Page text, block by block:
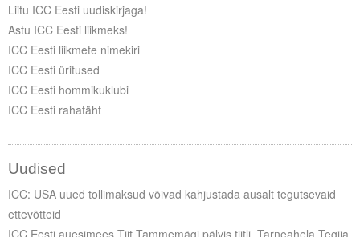
Kontakt
Liitu meililistiga
Oskusteave
Incoterms® 2020
Projektid
Liitu ICC Eesti uudiskirjaga!
Astu ICC Eesti liikmeks!
ICC Eesti liikmete nimekiri
ICC Eesti üritused
ICC Eesti hommikuklubi
ICC Eesti rahatäht
Uudised
ICC: USA uued tollimaksud võivad kahjustada ausalt tegutsevaid
ettevõtteid
ICC Eesti auesimees Tiit Tammemägi pälvis tiitli „Tarneahela Tegija